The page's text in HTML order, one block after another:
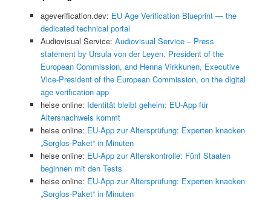
ageverification.dev: EU Age Verification Blueprint — the
dedicated technical portal
Audiovisual Service: Audiovisual Service – Press
statement by Ursula von der Leyen, President of the
European Commission, and Henna Virkkunen, Executive
Vice-President of the European Commission, on the digital
age verification app
heise online: Identität bleibt geheim: EU-App für
Altersnachweis kommt
heise online: EU-App zur Altersprüfung: Experten knacken
„Sorglos-Paket“ in Minuten
heise online: EU-App zur Alterskontrolle: Fünf Staaten
beginnen mit den Tests
heise online: EU-App zur Altersprüfung: Experten knacken
„Sorglos-Paket“ in Minuten